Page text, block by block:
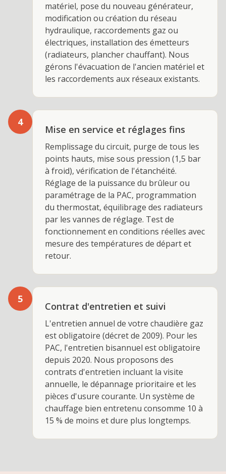
matériel, pose du nouveau générateur,
modification ou création du réseau
hydraulique, raccordements gaz ou
électriques, installation des émetteurs
(radiateurs, plancher chauffant). Nous
gérons l'évacuation de l'ancien matériel et
les raccordements aux réseaux existants.
4
Mise en service et réglages fins
Remplissage du circuit, purge de tous les
points hauts, mise sous pression (1,5 bar
à froid), vérification de l'étanchéité.
Réglage de la puissance du brûleur ou
paramétrage de la PAC, programmation
du thermostat, équilibrage des radiateurs
par les vannes de réglage. Test de
fonctionnement en conditions réelles avec
mesure des températures de départ et
retour.
5
Contrat d'entretien et suivi
L'entretien annuel de votre chaudière gaz
est obligatoire (décret de 2009). Pour les
PAC, l'entretien bisannuel est obligatoire
depuis 2020. Nous proposons des
contrats d'entretien incluant la visite
annuelle, le dépannage prioritaire et les
pièces d'usure courante. Un système de
chauffage bien entretenu consomme 10 à
15 % de moins et dure plus longtemps.